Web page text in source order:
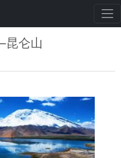
仑山